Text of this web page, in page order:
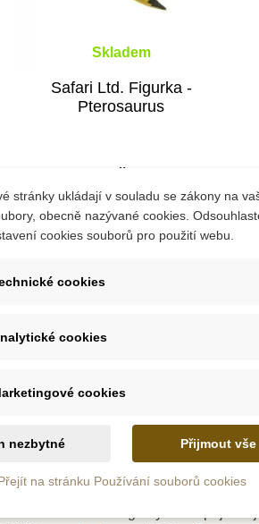
Skladem
Safari Ltd. Figurka -
Pterosaurus
212 Kč
Přidat do košíku
které tvořily určitý typ ochranného
netoxické, neobsahují
tak i skupiny, a pomáhají tak
. Figurky lze zapojit
stránky ukládají v souladu se zákony na
obecně nazývané cookies.
cookies souborů pro použití webu.
cookies
cookies
cookies
nezbytné Přijmout vše
na stránku Používání souborů cookies